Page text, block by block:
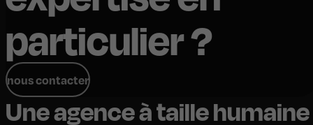
particulier ?
nous contacter
Une agence à taille humaine